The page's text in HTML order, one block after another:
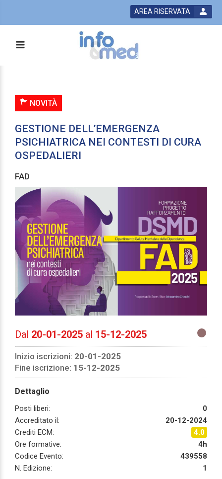
AREA RISERVATA
NOVITÀ
GESTIONE DELL’EMERGENZA
PSICHIATRICA NEI CONTESTI DI CURA
OSPEDALIERI
FAD
Dal 20-01-2025 al 15-12-2025
Inizio iscrizioni: 20-01-2025
Fine iscrizione: 15-12-2025
Dettaglio
Posti liberi:
0
Accreditato il:
20-12-2024
Crediti ECM:
4.0
Ore formative:
4h
Codice Evento:
439558
N. Edizione:
1